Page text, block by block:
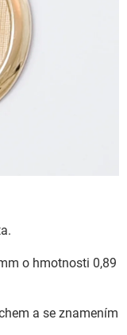
o hmotnosti 0,89
a se znamením